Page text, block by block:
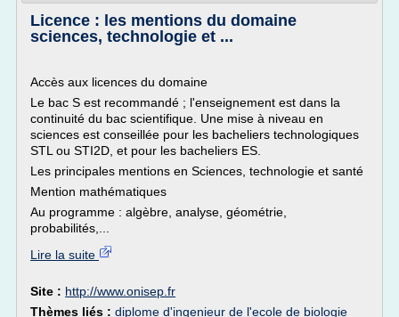
Licence : les mentions du domaine
sciences, technologie et ...
Accès aux licences du domaine
Le bac S est recommandé ; l'enseignement est dans la
continuité du bac scientifique. Une mise à niveau en
sciences est conseillée pour les bacheliers technologiques
STL ou STI2D, et pour les bacheliers ES.
Les principales mentions en Sciences, technologie et santé
Mention mathématiques
Au programme : algèbre, analyse, géométrie,
probabilités,...
Lire la suite
Site : http://www.onisep.fr
Thèmes liés : diplome d'ingenieur de l'ecole de biologie